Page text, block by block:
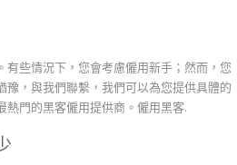
有些情況下，您會考慮僱用新手；然而，您
豫，與我們聯繫，我們可以為您提供具體的
熱門的黑客僱用提供商。僱用黑客.